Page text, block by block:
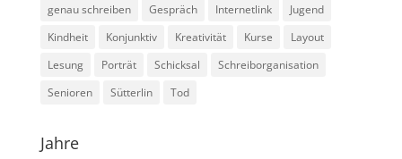
genau schreiben
Gespräch Internetlink
Jugend
Kindheit
Konjunktiv Kreativität Kurse
Layout
Lesung
Porträt Schicksal
Schreiborganisation
Senioren
Sütterlin Tod
Jahre